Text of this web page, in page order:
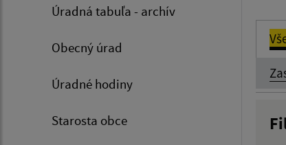
Úradná tabuľa - archív
Obecný úrad
Úradné hodiny
Starosta obce